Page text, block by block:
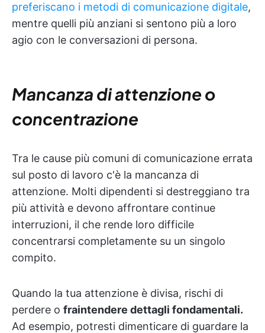
preferiscano i metodi di comunicazione digitale,
mentre quelli più anziani si sentono più a loro
agio con le conversazioni di persona.
Mancanza di attenzione o
concentrazione
Tra le cause più comuni di comunicazione errata
sul posto di lavoro c'è la mancanza di
attenzione. Molti dipendenti si destreggiano tra
più attività e devono affrontare continue
interruzioni, il che rende loro difficile
concentrarsi completamente su un singolo
compito.
Quando la tua attenzione è divisa, rischi di
perdere o fraintendere dettagli fondamentali.
Ad esempio, potresti dimenticare di guardare la